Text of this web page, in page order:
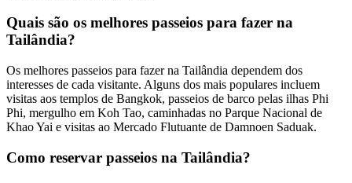
Quais são os melhores passeios para fazer na
Tailândia?
Os melhores passeios para fazer na Tailândia dependem dos
interesses de cada visitante. Alguns dos mais populares incluem
visitas aos templos de Bangkok, passeios de barco pelas ilhas Phi
Phi, mergulho em Koh Tao, caminhadas no Parque Nacional de
Khao Yai e visitas ao Mercado Flutuante de Damnoen Saduak.
Como reservar passeios na Tailândia?